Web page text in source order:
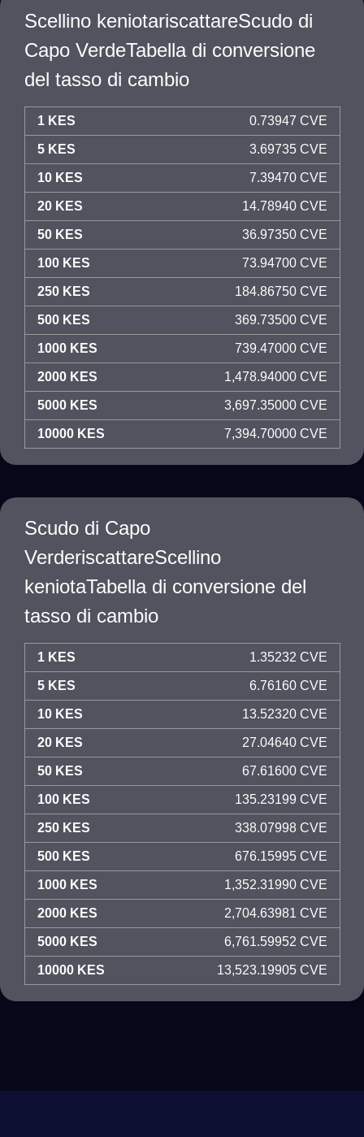
Scellino keniotariscattareScudo di
Capo VerdeTabella di conversione
del tasso di cambio
1 KES 0.73947 CVE
5 KES 3.69735 CVE
10 KES 7.39470 CVE
20 KES 14.78940 CVE
50 KES 36.97350 CVE
100 KES 73.94700 CVE
250 KES 184.86750 CVE
500 KES 369.73500 CVE
1000 KES 739.47000 CVE
2000 KES 1,478.94000 CVE
5000 KES 3,697.35000 CVE
10000 KES 7,394.70000 CVE
Scudo di Capo
VerderiscattareScellino
keniotaTabella di conversione del
tasso di cambio
1 KES 1.35232 CVE
5 KES 6.76160 CVE
10 KES 13.52320 CVE
20 KES 27.04640 CVE
50 KES 67.61600 CVE
100 KES 135.23199 CVE
250 KES 338.07998 CVE
500 KES 676.15995 CVE
1000 KES 1,352.31990 CVE
2000 KES 2,704.63981 CVE
5000 KES 6,761.59952 CVE
10000 KES 13,523.19905 CVE